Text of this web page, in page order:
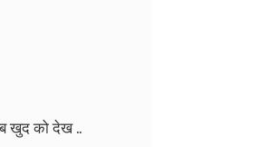
खुद को देख ..